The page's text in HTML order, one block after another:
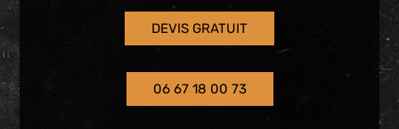
DEVIS GRATUIT
06 67 18 00 73